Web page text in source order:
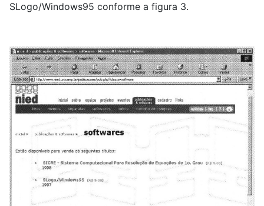
SLogo/Windows95 conforme a figura 3.